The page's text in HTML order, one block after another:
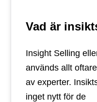
Vad är
Insight Selling
används allt
av experter.
inget nytt för de